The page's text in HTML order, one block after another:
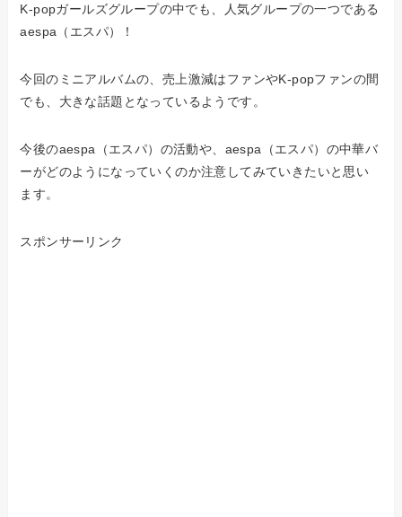
K-popガールズグループの中でも、人気グループの一つである
aespa（エスパ）！
今回のミニアルバムの、売上激減はファンやK-popファンの間
でも、大きな話題となっているようです。
今後のaespa（エスパ）の活動や、aespa（エスパ）の中華バ
ーがどのようになっていくのか注意してみていきたいと思い
ます。
スポンサーリンク